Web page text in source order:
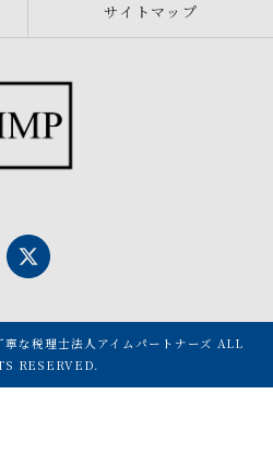
サイトマップ
な税理士法人アイムパートナーズ ALL
RESERVED.